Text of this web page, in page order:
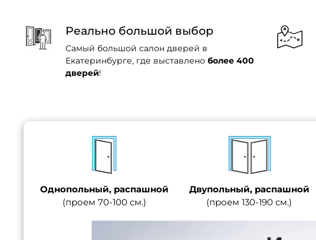
Реально большой выбор
Самый большой салон дверей в
Екатеринбурге, где выставлено более 400
дверей!
Однопольный, распашной
(проем 70-100 см.)
Двупольный, распашной
(проем 130-190 см.)